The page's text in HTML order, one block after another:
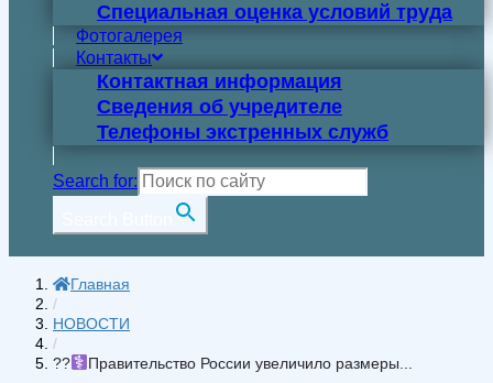
Специальная оценка условий труда
Фотогалерея
Контакты
Контактная информация
Сведения об учредителе
Телефоны экстренных служб
Search for:
Главная
/
НОВОСТИ
/
??‍
Правительство России увеличило размеры...